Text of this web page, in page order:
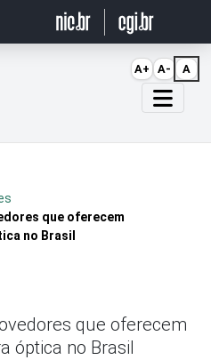
que oferecem
no Brasil
que oferecem
óptica no Brasil
A+ A- A